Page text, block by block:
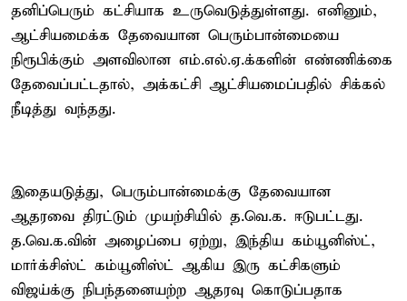
தனிப்பெரும் கட்சியாக உருவெடுத்துள்ளது. எனினும்,
ஆட்சியமைக்க தேவையான பெரும்பான்மையை
நிரூபிக்கும் அளவிலான எம்.எல்.ஏ.க்களின் எண்ணிக்கை
தேவைப்பட்டதால், அக்கட்சி ஆட்சியமைப்பதில் சிக்கல்
நீடித்து வந்தது.
இதையடுத்து, பெரும்பான்மைக்கு தேவையான
ஆதரவை திரட்டும் முயற்சியில் த.வெ.க. ஈடுபட்டது.
த.வெ.க.வின் அழைப்பை ஏற்று, இந்திய கம்யூனிஸ்ட்,
மார்க்சிஸ்ட் கம்யூனிஸ்ட் ஆகிய இரு கட்சிகளும்
விஜய்க்கு நிபந்தனையற்ற ஆதரவு கொடுப்பதாக